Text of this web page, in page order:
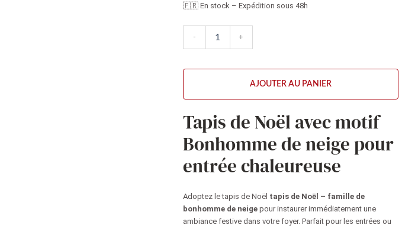
🇫🇷 En stock – Expédition sous 48h
-
Famille
Bonhomme
de
neige
+
AJOUTER AU PANIER
Tapis de Noël avec motif
Bonhomme de neige pour
entrée chaleureuse
Adoptez le tapis de Noël tapis de Noël – famille de
bonhomme de neigepour instaurer immédiatement une
ambiance festive dans votre foyer. Parfait pour les entrées ou